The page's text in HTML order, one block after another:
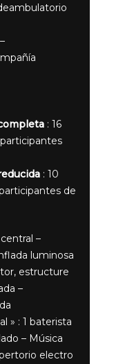
: 16
: 10
de
–
luminosa
estructure
–
» : 1 baterista
– Música
electro